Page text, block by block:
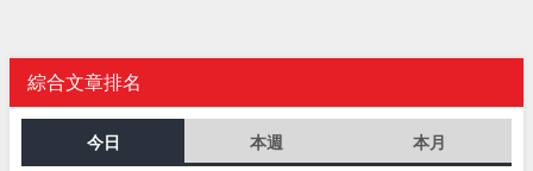
綜合文章排名
今日 本週 本月